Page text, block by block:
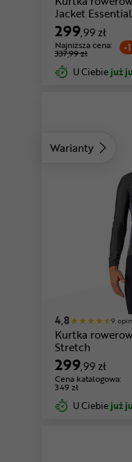
Jacket Essential
299,99 zł
-
Najniższa cena:
337,99 zł
U Ciebie już
Warianty
4,8 9
Kurtka
Stretch
299,99 zł
Cena katalogowa:
349 zł
U Ciebie już